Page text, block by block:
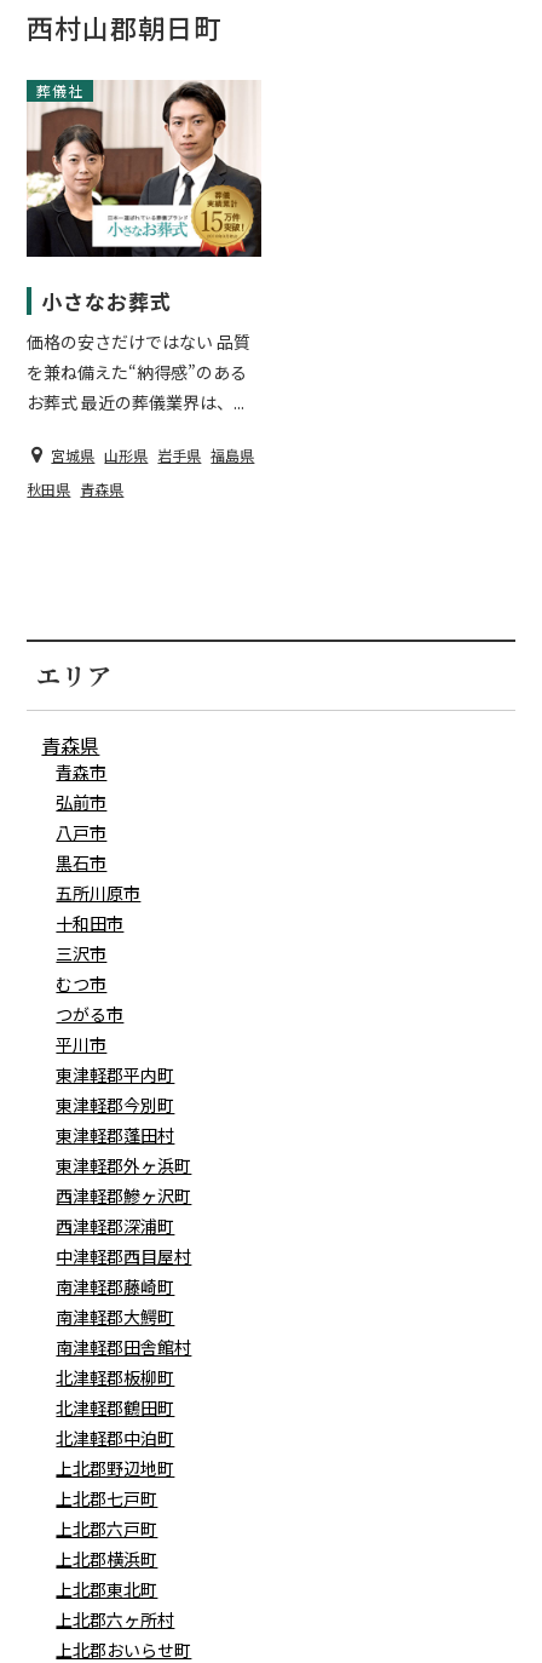
西村山郡朝日町
葬儀社
小さなお葬式
価格の安さだけではない 品質
を兼ね備えた“納得感”のある
お葬式 最近の葬儀業界は、...
宮城県 山形県 岩手県 福島県
秋田県 青森県
エリア
青森県
青森市
弘前市
八戸市
黒石市
五所川原市
十和田市
三沢市
むつ市
つがる市
平川市
東津軽郡平内町
東津軽郡今別町
東津軽郡蓬田村
東津軽郡外ヶ浜町
西津軽郡鰺ヶ沢町
西津軽郡深浦町
中津軽郡西目屋村
南津軽郡藤崎町
南津軽郡大鰐町
南津軽郡田舎館村
北津軽郡板柳町
北津軽郡鶴田町
北津軽郡中泊町
上北郡野辺地町
上北郡七戸町
上北郡六戸町
上北郡横浜町
上北郡東北町
上北郡六ヶ所村
上北郡おいらせ町